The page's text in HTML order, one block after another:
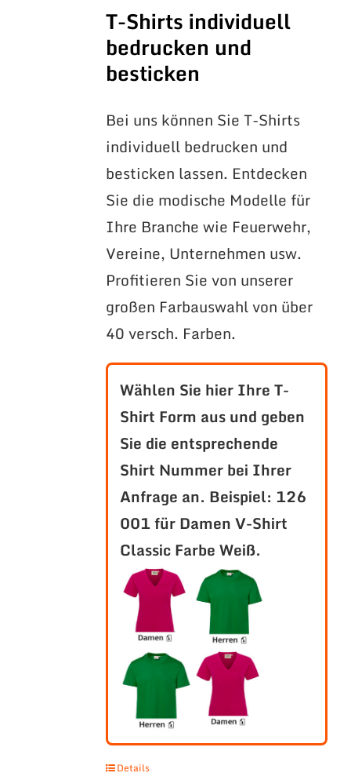
T-Shirts individuell
bedrucken und
besticken
Bei uns können Sie T-Shirts
individuell bedrucken und
besticken lassen. Entdecken
Sie die modische Modelle für
Ihre Branche wie Feuerwehr,
Vereine, Unternehmen usw.
Profitieren Sie von unserer
großen Farbauswahl von über
40 versch. Farben.
Wählen Sie hier Ihre T-
Shirt Form aus und geben
Sie die entsprechende
Shirt Nummer bei Ihrer
Anfrage an. Beispiel: 126
001 für Damen V-Shirt
Classic Farbe Weiß.
Details